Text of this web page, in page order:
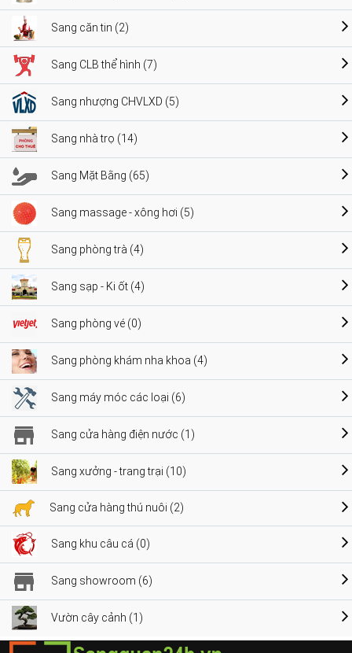
Sang căn tin (2)
Sang CLB thể hình (7)
Sang nhượng CHVLXD (5)
Sang nhà trọ (14)
Sang Mặt Bằng (65)
Sang massage - xông hơi (5)
Sang phòng trà (4)
Sang sạp - Ki ốt (4)
Sang phòng vé (0)
Sang phòng khám nha khoa (4)
Sang máy móc các loại (6)
Sang cửa hàng điện nước (1)
Sang xưởng - trang trại (10)
Sang cửa hàng thú nuôi (2)
Sang khu câu cá (0)
Sang showroom (6)
Vườn cây cảnh (1)